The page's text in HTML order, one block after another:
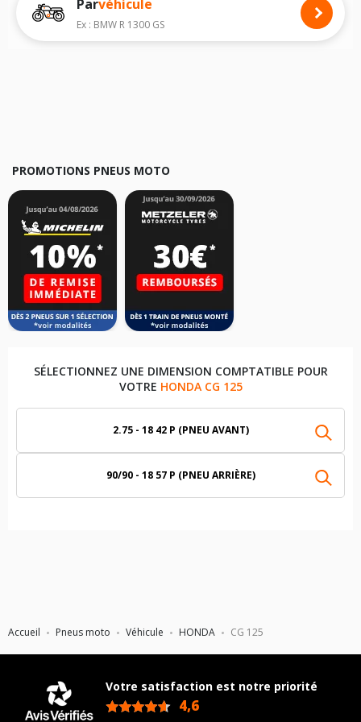
Accueil Pneus moto Véhicule HONDA CG 125
Nous recommandons de toujours monter des pneus moto avec les
dimensions homologuées par le constructeur.
Pour cela, veuillez sélectionner le modèle de votre motoHONDA CG
Parvéhicule
Ex : BMW R 1300 GS
PROMOTIONS PNEUS MOTO
SÉLECTIONNEZ UNE DIMENSION COMPTATIBLE POUR
VOTRE HONDA CG 125
2.75 - 18 42 P (PNEU AVANT)
90/90 - 18 57 P (PNEU ARRIÈRE)
Votre satisfaction est notre priorité
4,6